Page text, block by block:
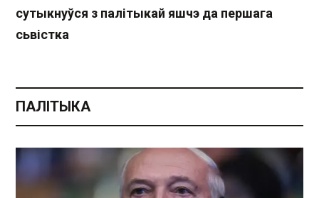
сутыкнуўся з палітыкай яшчэ да першага
сьвістка
ПАЛІТЫКА